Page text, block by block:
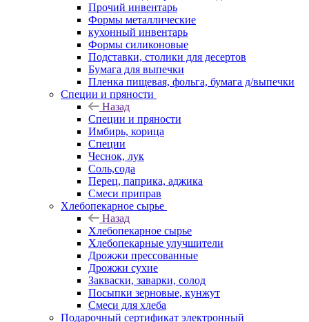
Прочий инвентарь
Формы металлические
кухонный инвентарь
Формы силиконовые
Подставки, столики для десертов
Бумага для выпечки
Пленка пищевая, фольга, бумага д/выпечки
Специи и пряности
Назад
Специи и пряности
Имбирь, корица
Специи
Чеснок, лук
Соль,сода
Перец, паприка, аджика
Смеси приправ
Хлебопекарное сырье
Назад
Хлебопекарное сырье
Хлебопекарные улучшители
Дрожжи прессованные
Дрожжи сухие
Закваски, заварки, солод
Посыпки зерновые, кунжут
Смеси для хлеба
Подарочный сертификат электронный